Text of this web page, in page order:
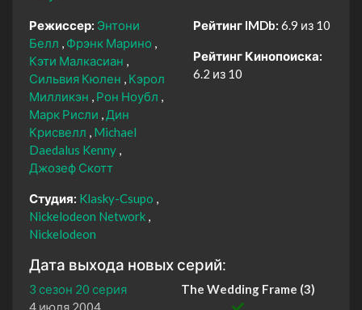
Режиссер: Энтони
Белл
Фрэнк Марино
Кэти Малкасиан
Сильвия Кюлен
Кэрол
Милликэн
Рон Ноубл
Марк Рисли
Дин
Крисвелл
Michael
Daedalus Kenny
Джозеф Скотт
Студия: Klasky-Csupo
Nickelodeon Network
Nickelodeon
Рейтинг IMDb: 6.9 из 10
Рейтинг Кинопоиска:
6.2 из 10
Дата выхода новых серий:
3 сезон 20 серия
The Wedding Frame (3)
4 июля 2004